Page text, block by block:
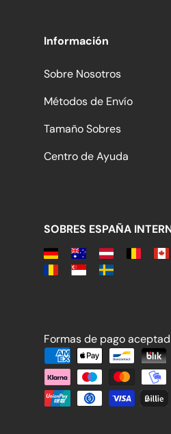
Información
Sobre Nosotros
Métodos de Envío
Tamaño Sobres
Centro de Ayuda
SOBRES ESPAÑA
Formas de pago
Formas de pago